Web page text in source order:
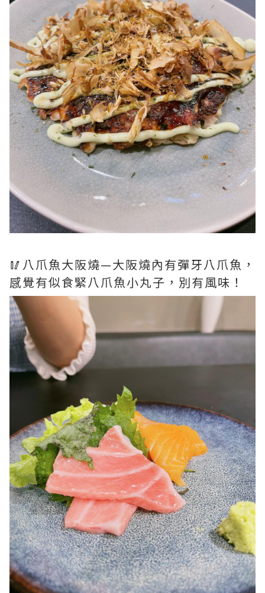
🥢八爪魚大阪燒—大阪燒內有彈牙八爪魚，
感覺有似食緊八爪魚小丸子，別有風味！